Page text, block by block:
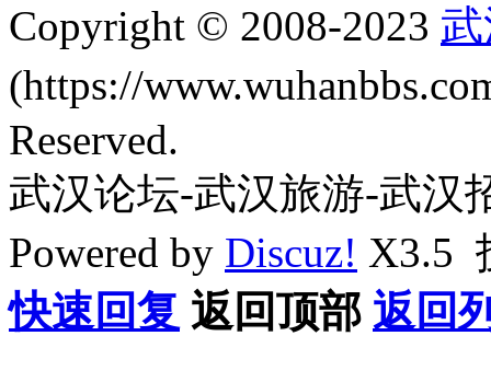
Copyright © 2008-2023
(https://
Reserved.
武汉论坛-武汉旅游-武汉
Powered by Discuz! X3.5
快速回复 返回顶部 返回